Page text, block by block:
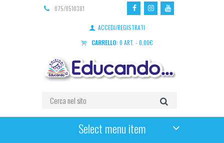
075/8510381
ACCEDI/REGISTRATI
CARRELLO: 0 ART. - 0,00€
Select menu item